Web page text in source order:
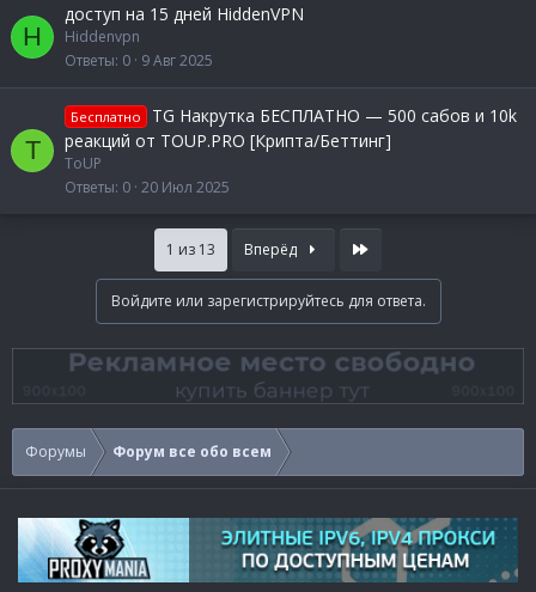
H
доступ на 15 дней HiddenVPN
Hiddenvpn
Ответы 0 9 Авг 2025
T
Бесплатно
TG Накрутка БЕСПЛАТНО — 500 сабов и 10k
реакций от TOUP.PRO [Крипта/Беттинг]
ToUP
Ответы 0 20 Июл 2025
1 из 13 Вперёд Last
Войдите или зарегистрируйтесь для ответа.
Форумы Форум все обо всем